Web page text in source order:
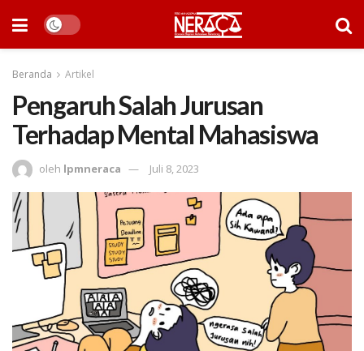
Beranda Artikel
Pengaruh Salah Jurusan
Terhadap Mental Mahasiswa
oleh lpmneraca Juli 8, 2023